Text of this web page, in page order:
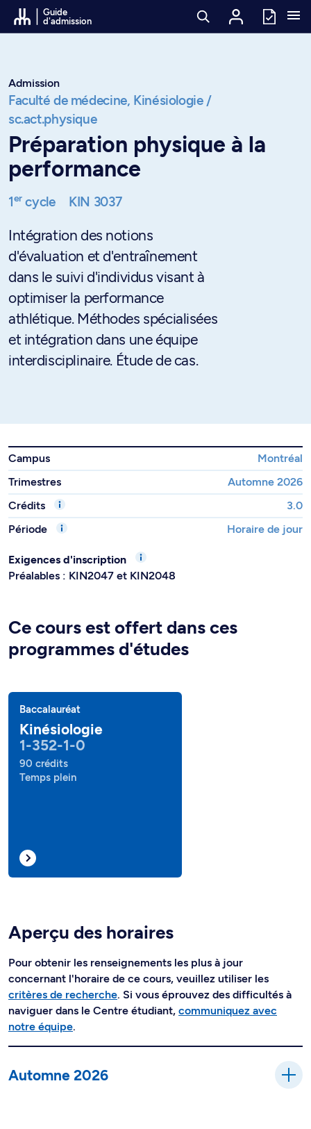
Passer au contenu
Guide
d'admission
Admission
Faculté de médecine, Kinésiologie /
sc.act.physique
Préparation physique à la
performance
1ercycle KIN 3037
Intégration des notions
d'évaluation et d'entraînement
dans le suivi d'individus visant à
optimiser la performance
athlétique. Méthodes spécialisées
et intégration dans une équipe
interdisciplinaire. Étude de cas.
Campus
Montréal
Trimestres
Automne 2026
Crédits
3.0
Période
Horaire de jour
Exigences d'inscription
Préalables : KIN2047 et KIN2048
Ce cours est offert dans ces
programmes d'études
Baccalauréat
Kinésiologie
1-352-1-0
90 crédits
Temps plein
Aperçu des horaires
Pour obtenir les renseignements les plus à jour
concernant l'horaire de ce cours, veuillez utiliser les
critères de recherche. Si vous éprouvez des difficultés à
naviguer dans le Centre étudiant, communiquez avec
notre équipe.
Automne 2026